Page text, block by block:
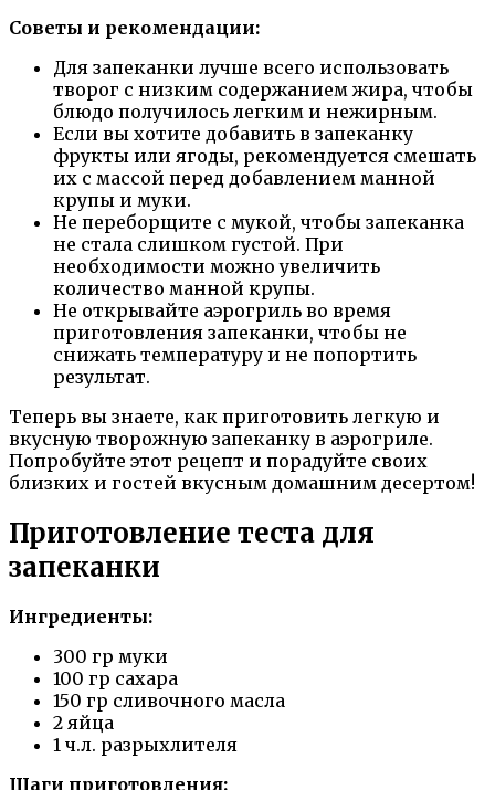
Советы и рекомендации:
Для запеканки лучше всего использовать
творог с низким содержанием жира, чтобы
блюдо получилось легким и нежирным.
Если вы хотите добавить в запеканку
фрукты или ягоды, рекомендуется смешать
их с массой перед добавлением манной
крупы и муки.
Не переборщите с мукой, чтобы запеканка
не стала слишком густой. При
необходимости можно увеличить
количество манной крупы.
Не открывайте аэрогриль во время
приготовления запеканки, чтобы не
снижать температуру и не попортить
результат.
Теперь вы знаете, как приготовить легкую и
вкусную творожную запеканку в аэрогриле.
Попробуйте этот рецепт и порадуйте своих
близких и гостей вкусным домашним десертом!
Приготовление теста для
запеканки
Ингредиенты:
300 гр муки
100 гр сахара
150 гр сливочного масла
2 яйца
1 ч.л. разрыхлителя
Шаги приготовления: